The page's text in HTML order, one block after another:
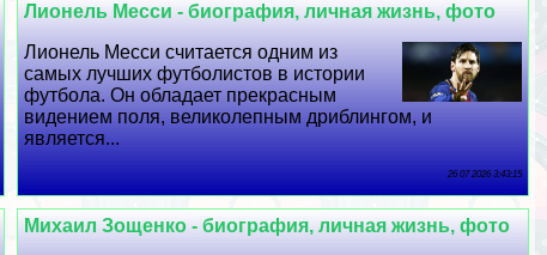
Лионель Месси - биография, личная жизнь, фото
Лионель Месси считается одним из
самых лучших футболистов в истории
футбола. Он обладает прекрасным
видением поля, великолепным дриблингом, и
является...
26 07 2026 3:43:15
Михаил Зощенко - биография, личная жизнь, фото